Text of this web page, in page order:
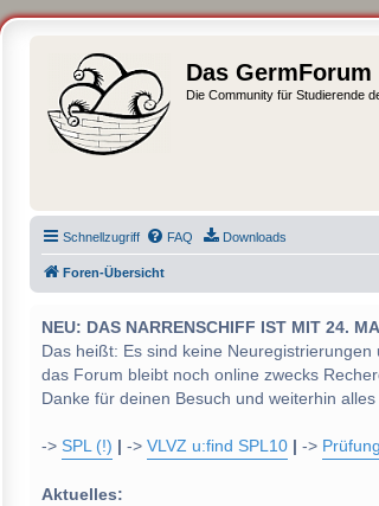
Das GermForum
Die Community für Studierende
Schnellzugriff FAQ Downloads
Foren-Übersicht
NEU: DAS NARRENSCHIFF IST MIT 24.
Das heißt: Es sind keine
das Forum bleibt noch online zwecks
Danke für deinen Besuch und weiterhin alles
-> SPL (!) -> VLVZ u:find SPL10 ->
Aktuelles: